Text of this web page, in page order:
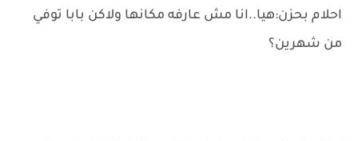
احلام بحزن:هيا..انا مش عارفه مكانها ولاكن بابا توفي
من شهرين؟